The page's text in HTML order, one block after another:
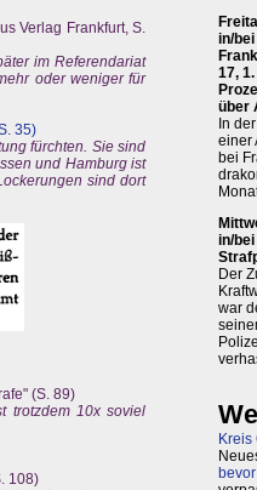
Verlag Frankfurt, S.
im Referendariat
oder weniger für
35)
fürchten. Sie sind
und Hamburg ist
sind dort
(S. 89)
trotzdem 10x soviel
108)
in/
17,
über
In
einer
bei
in/
Der
war